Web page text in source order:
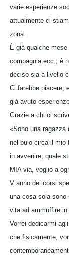
varie esperienze
attualmente ci
zona.
È già qualche
compagnia ecc.; è
deciso sia a livello
Ci farebbe piacere,
già avuto
Grazie a chi ci
«Sono una ragazza
nel buio circa il mio
in avvenire, quale
MIA via, voglio a
V anno dei corsi
una cosa sola sono
vita ad ammuffire in
Vorrei dedicarmi
che fisicamente,